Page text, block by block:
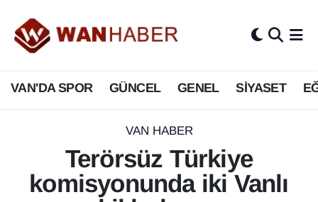
VAN'DA SPOR GÜNCEL GENEL SİYASET
VAN HABER
Terörsüz Türkiye
komisyonunda iki Vanlı
3.SAYFA
ASAYİŞ
BİLİM VE TEKNOLOJİ
Biyografi
Bölge Haberleri
Van Nöbetçi Eczaneler
Van Hava Durumu
Van Namaz Vakitleri
Van Trafik Yoğunluk Haritası
Süper Lig Puan Durumu ve Fikstür